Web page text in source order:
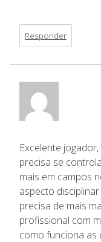
Responder
Excelente jogador,
precisa se
mais em campos
aspecto
precisa de mais
profissional com
como funciona as